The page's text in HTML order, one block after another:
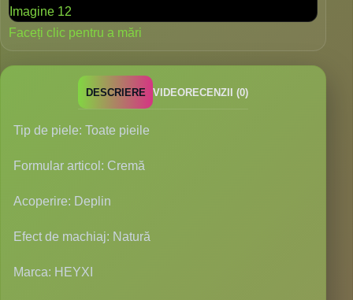
Faceți clic pentru a mări
DESCRIERE VIDEORECENZII (0)
Tip de piele: Toate pieile
Formular articol: Cremă
Acoperire: Deplin
Efect de machiaj: Natură
Marca: HEYXI